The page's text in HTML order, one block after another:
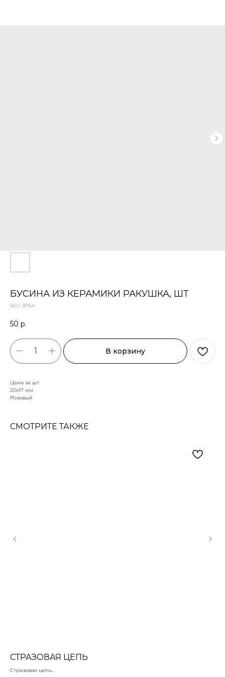
БУСИНА ИЗ КЕРАМИКИ РАКУШКА, ШТ
SKU: 876п
50 р.
В корзину
Цена за шт
20х17 мм
Розовый
СМОТРИТЕ ТАКЖЕ
СТРАЗОВАЯ ЦЕПЬ
Стразовая цепь